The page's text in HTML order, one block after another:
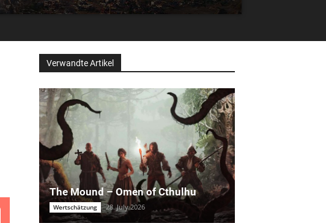
Verwandte Artikel
The Mound – Omen of Cthulhu
Wertschätzung 28. July 2026